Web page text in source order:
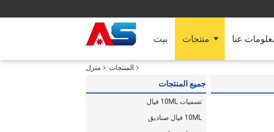
بيت منتجات عنا
منزل المنتجات
جميع المنتجات
تسميات 10ML فيال
10ML فيال صناديق